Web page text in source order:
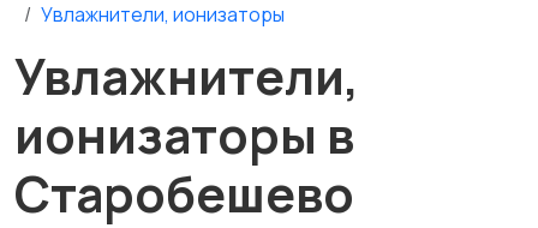
Увлажнители, ионизаторы
Увлажнители,
ионизаторы в
Старобешево